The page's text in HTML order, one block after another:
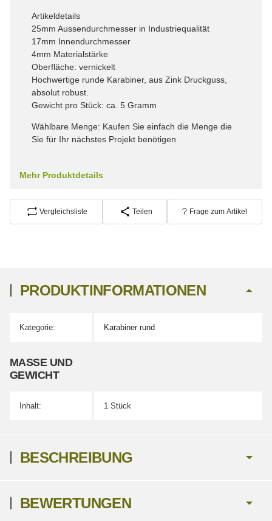
Artikeldetails
25mm Aussendurchmesser in Industriequalität
17mm Innendurchmesser
4mm Materialstärke
Oberfläche: vernickelt
Hochwertige runde Karabiner, aus Zink Druckguss,
absolut robust.
Gewicht pro Stück: ca. 5 Gramm
Wählbare Menge: Kaufen Sie einfach die Menge die
Sie für Ihr nächstes Projekt benötigen
Mehr Produktdetails
Vergleichsliste Teilen Frage zum Artikel
PRODUKTINFORMATIONEN
Produkteigenschaft
Wert
Kategorie: Karabiner rund
MASSE UND G
EWICHT
Inhalt: 1 Stück
BESCHREIBUNG
BEWERTUNGEN